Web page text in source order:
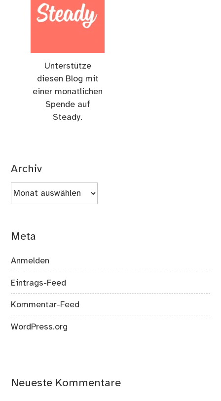
Unterstütze
diesen Blog mit
einer monatlichen
Spende auf
Steady.
Archiv
Archiv
Meta
Anmelden
Eintrags-Feed
Kommentar-Feed
WordPress.org
Neueste Kommentare